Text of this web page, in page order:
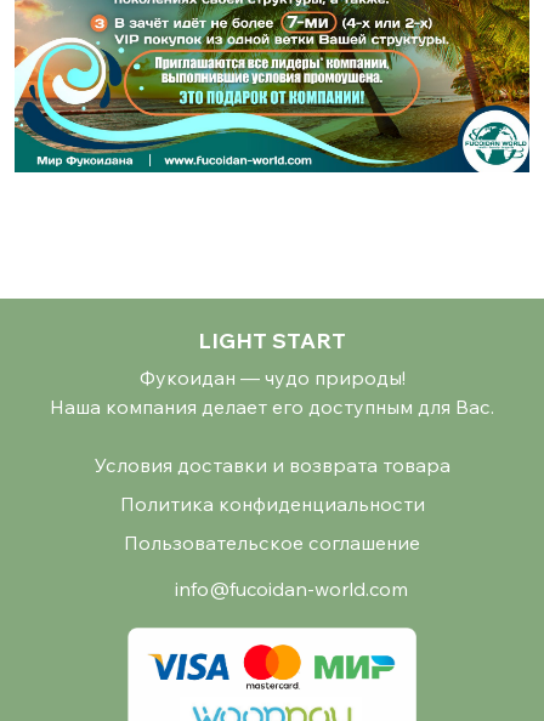
LIGHT START
Фукоидан — чудо природы!
Наша компания делает его доступным для Вас.
Условия доставки и возврата товара
Политика конфиденциальности
Пользовательское соглашение
info@fucoidan-world.com